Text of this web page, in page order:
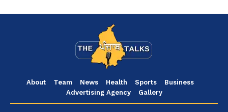
About Team News Health Sports
Business
Advertising Agency
Gallery